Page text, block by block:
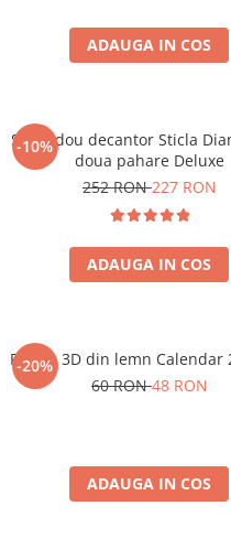
ADAUGA IN COS
-10%
Set cadou decantor Sticla
doua pahare Deluxe
252 RON227 RON
ADAUGA IN COS
-20%
Puzzle 3D din lemn Calendar
60 RON48 RON
ADAUGA IN COS